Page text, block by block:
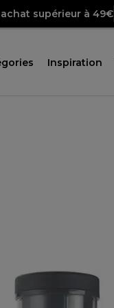
supérieur à 49€
Inspiration